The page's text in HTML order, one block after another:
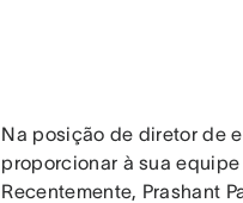
Na posição de diretor de
proporcionar à sua
Recentemente, Prashant